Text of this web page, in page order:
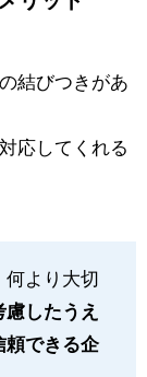
結びつきがあ
応してくれる
何より大切
したうえ
頼できる企